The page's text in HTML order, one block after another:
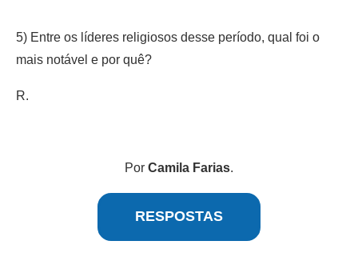
5) Entre os líderes religiosos desse período, qual foi o
mais notável e por quê?
R.
Por Camila Farias.
RESPOSTAS